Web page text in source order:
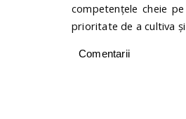
competențele cheie
prioritate de a cultiva
Comentarii